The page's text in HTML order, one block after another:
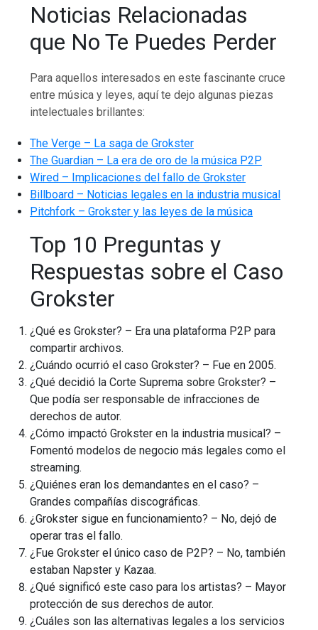
Noticias Relacionadas
que No Te Puedes Perder
Para aquellos interesados en este fascinante cruce
entre música y leyes, aquí te dejo algunas piezas
intelectuales brillantes:
The Verge – La saga de Grokster
The Guardian – La era de oro de la música P2P
Wired – Implicaciones del fallo de Grokster
Billboard – Noticias legales en la industria musical
Pitchfork – Grokster y las leyes de la música
Top 10 Preguntas y
Respuestas sobre el Caso
Grokster
¿Qué es Grokster? – Era una plataforma P2P para
compartir archivos.
¿Cuándo ocurrió el caso Grokster? – Fue en 2005.
¿Qué decidió la Corte Suprema sobre Grokster? –
Que podía ser responsable de infracciones de
derechos de autor.
¿Cómo impactó Grokster en la industria musical? –
Fomentó modelos de negocio más legales como el
streaming.
¿Quiénes eran los demandantes en el caso? –
Grandes compañías discográficas.
¿Grokster sigue en funcionamiento? – No, dejó de
operar tras el fallo.
¿Fue Grokster el único caso de P2P? – No, también
estaban Napster y Kazaa.
¿Qué significó este caso para los artistas? – Mayor
protección de sus derechos de autor.
¿Cuáles son las alternativas legales a los servicios